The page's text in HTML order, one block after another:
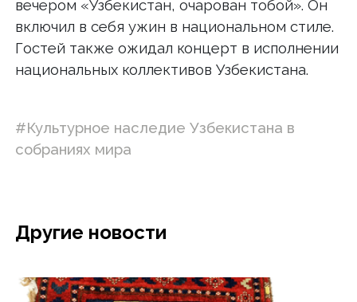
вечером «Узбекистан, очарован тобой». Он
включил в себя ужин в национальном стиле.
Гостей также ожидал концерт в исполнении
национальных коллективов Узбекистана.
#Культурное наследие Узбекистана в
собраниях мира
Другие новости